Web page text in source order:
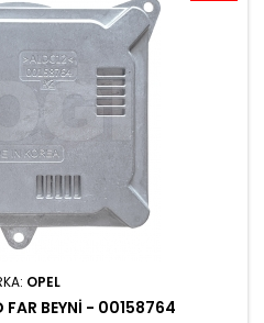
OPEL
FAR BEYNI - 00158764